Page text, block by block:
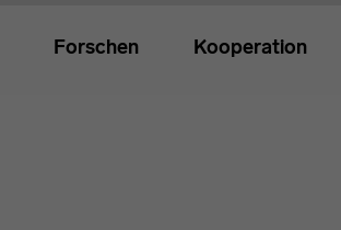
Forschen Kooperation